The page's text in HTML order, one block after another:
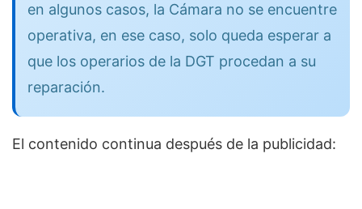
en algunos casos, la Cámara no se encuentre
operativa, en ese caso, solo queda esperar a
que los operarios de la DGT procedan a su
reparación.
El contenido continua después de la publicidad: